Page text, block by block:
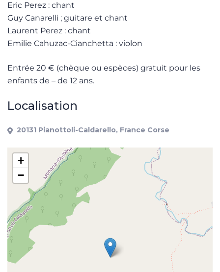
Eric Perez : chant
Guy Canarelli ; guitare et chant
Laurent Perez : chant
Emilie Cahuzac-Cianchetta : violon
Entrée 20 € (chèque ou espèces) gratuit pour les
enfants de – de 12 ans.
Localisation
20131 Pianottoli-Caldarello, France Corse
+
−